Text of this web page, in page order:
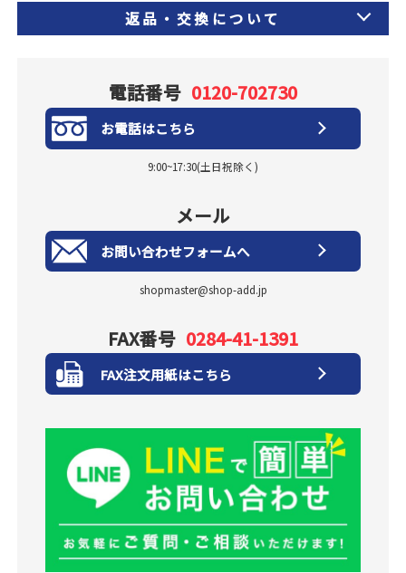
返品・交換について
電話番号 0120-702730
お電話はこちら
9:00~17:30(土日祝除く)
メール
お問い合わせフォームへ
shopmaster@shop-add.jp
FAX番号 0284-41-1391
FAX注文用紙はこちら